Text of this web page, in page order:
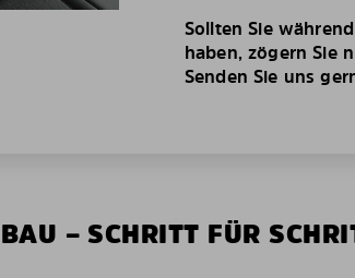
Sollten Sie
haben, zögern Sie
Senden Sie uns
– SCHRITT FÜR